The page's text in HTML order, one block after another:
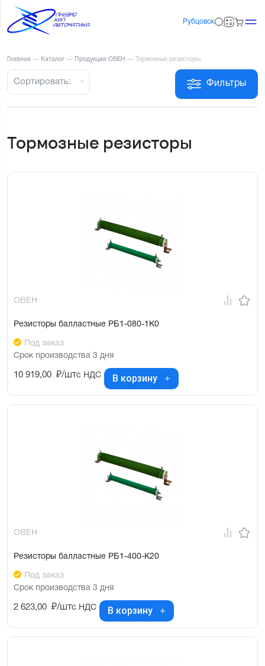
Рубцовск
Главная — Каталог — Продукция ОВЕН — Тормозные резисторы
Фильтры
Сортировать:
Тормозные резисторы
ОВЕН
Резисторы балластные РБ1-080-1К0
Под заказ
Срок производства 3 дня
10 919,00 ₽/штс НДС В корзину
ОВЕН
Резисторы балластные РБ1-400-К20
Под заказ
Срок производства 3 дня
2 623,00 ₽/штс НДС В корзину